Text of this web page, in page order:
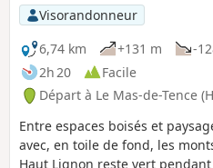
Visorandonneur
6,74 km
+131 m
-
2h 20
Facile
Départ à Le Mas-de-Tence
Entre espaces boisés et
avec, en toile de fond, les
Haut Lignon reste vert